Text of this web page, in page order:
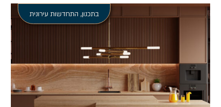
בתכנון, התחדשות עירונית